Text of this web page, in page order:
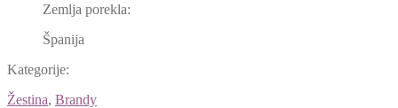
Zemlja porekla:
Španija
Kategorije:
Žestina, Brandy